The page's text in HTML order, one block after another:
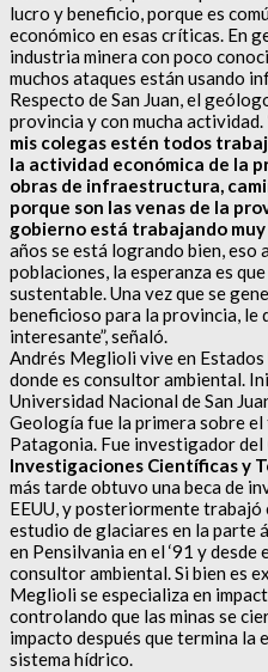
lucro y beneficio, porque es
económico en esas críticas. En
industria minera con poco
muchos ataques están usando
Respecto de San Juan, el
provincia y con mucha actividad.
mis colegas estén todos
la actividad económica de la
obras de infraestructura,
porque son las venas de la
gobierno está trabajando muy
años se está logrando bien, eso
poblaciones, la esperanza es
sustentable. Una vez que se
beneficioso para la provincia, le
interesante”, señaló.
Andrés Meglioli vive en Estados
donde es consultor ambiental.
Universidad Nacional de San
Geología fue la primera sobre el
Patagonia. Fue investigador del
Investigaciones Científicas y
más tarde obtuvo una beca de
EEUU, y posteriormente
estudio de glaciares en la parte
en Pensilvania en el ‘91 y desde
consultor ambiental. Si bien es
Meglioli se especializa en
controlando que las minas se
impacto después que termina
sistema hídrico.